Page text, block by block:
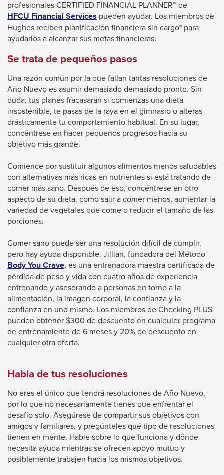
profesionales CERTIFIED FINANCIAL PLANNER™️ de
HFCU Financial Services This
link
will
a
message.
pueden ayudar. Los miembros de
Hughes reciben planificación financiera sin cargo* para
ayudarlos a alcanzar sus metas financieras.
Se trata de pequeños pasos
Una razón común por la que fallan tantas resoluciones de
Año Nuevo es asumir demasiado demasiado pronto. Sin
duda, tus planes fracasarán si comienzas una dieta
insostenible, te pasas de la raya en el gimnasio o alteras
drásticamente tu comportamiento habitual. En su lugar,
concéntrese en hacer pequeños progresos hacia su
objetivo más grande.
Comience por sustituir algunos alimentos menos saludables
con alternativas más ricas en nutrientes si está tratando de
comer más sano. Después de eso, concéntrese en otro
aspecto de su dieta, como salir a comer menos, aumentar la
variedad de vegetales que come o reducir el tamaño de las
porciones.
Comer sano puede ser una resolución difícil de cumplir,
pero hay ayuda disponible. Jillian, fundadora del Método
Body You CraveThis
link
will
trigger
a
popup
message.
, es una entrenadora maestra certificada de
pérdida de peso y vida con cuatro años de experiencia
entrenando y asesorando a personas en torno a la
alimentación, la imagen corporal, la confianza y la
confianza en uno mismo. Los miembros de Checking PLUS
pueden obtener $300 de descuento en cualquier programa
de entrenamiento de 6 meses y 20% de descuento en
cualquier otra oferta.
Habla de tus resoluciones
No eres el único que tendrá resoluciones de Año Nuevo,
por lo que no necesariamente tienes que enfrentar el
desafío solo. Asegúrese de compartir sus objetivos con
amigos y familiares, y pregúnteles qué tipo de resoluciones
tienen en mente. Hable sobre lo que funciona y dónde
necesita ayuda mientras se ofrecen apoyo mutuo y
posiblemente trabajen hacia los mismos objetivos.